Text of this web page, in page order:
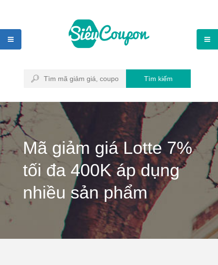
Tìm kiếm
Mã giảm giá Lotte 7%
tối đa 400K áp dụng
nhiều sản phẩm